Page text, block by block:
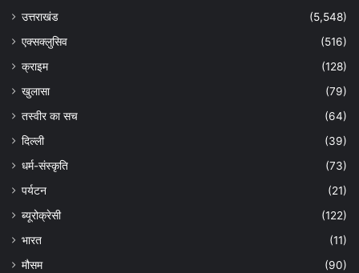
उत्तराखंड
(5,548)
एक्सक्लुसिव
(516)
क्राइम
(128)
खुलासा
(79)
तस्वीर का सच
(64)
दिल्ली
(39)
धर्म-संस्कृति
(73)
पर्यटन
(21)
ब्यूरोक्रेसी
(122)
भारत
(11)
मौसम
(90)